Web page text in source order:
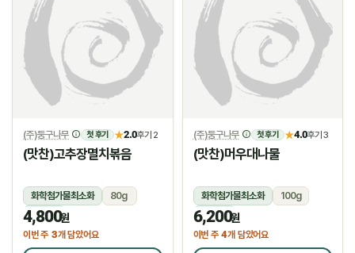
(주)둥구나무 첫 후기 ★2.0후기 2
(맛찬)고추장멸치볶음
화학첨가물최소화
80g
냉장
4,800원
이번 주 3개 담았어요
(주)둥구나무 첫 후기 ★4.0후기 3
(맛찬)머우대나물
화학첨가물최소화
100g
냉장
6,200원
이번 주 4개 담았어요